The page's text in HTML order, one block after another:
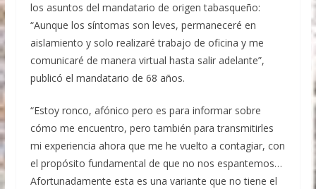
los asuntos del mandatario de origen tabasqueño:
“Aunque los síntomas son leves, permaneceré en
aislamiento y solo realizaré trabajo de oficina y me
comunicaré de manera virtual hasta salir adelante”,
publicó el mandatario de 68 años.
“Estoy ronco, afónico pero es para informar sobre
cómo me encuentro, pero también para transmitirles
mi experiencia ahora que me he vuelto a contagiar, con
el propósito fundamental de que no nos espantemos…
Afortunadamente esta es una variante que no tiene el